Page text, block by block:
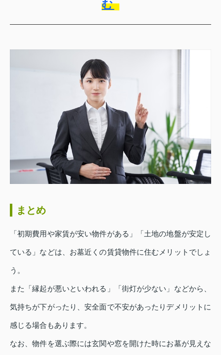
む
まとめ
「初期費用や家賃が安い物件がある」「土地の地盤が安定し
ている」などは、お墓近くの賃貸物件に住むメリットでしょ
う。
また「縁起が悪いといわれる」「街灯が少ない」などから、
気持ちが下がったり、安全面で不安があったりデメリットに
感じる場合もあります。
なお、物件を選ぶ際には玄関や窓を開けた時にお墓が見えな